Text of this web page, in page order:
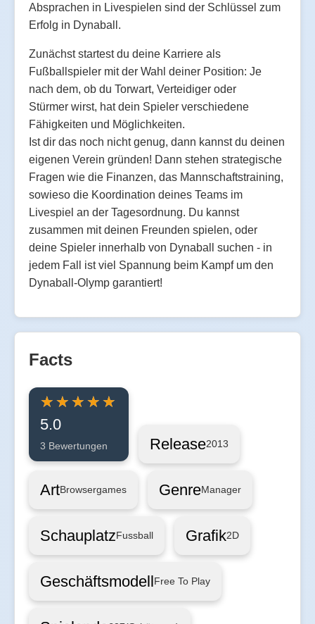
Absprachen in Livespielen sind der Schlüssel zum
Erfolg in Dynaball.
Zunächst startest du deine Karriere als
Fußballspieler mit der Wahl deiner Position: Je
nach dem, ob du Torwart, Verteidiger oder
Stürmer wirst, hat dein Spieler verschiedene
Fähigkeiten und Möglichkeiten.
Ist dir das noch nicht genug, dann kannst du deinen
eigenen Verein gründen! Dann stehen strategische
Fragen wie die Finanzen, das Mannschaftstraining,
sowieso die Koordination deines Teams im
Livespiel an der Tagesordnung. Du kannst
zusammen mit deinen Freunden spielen, oder
deine Spieler innerhalb von Dynaball suchen - in
jedem Fall ist viel Spannung beim Kampf um den
Dynaball-Olymp garantiert!
Facts
5.0
3 Bewertungen Release2013
ArtBrowsergames GenreManager
SchauplatzFussball Grafik2D
GeschäftsmodellFree To Play